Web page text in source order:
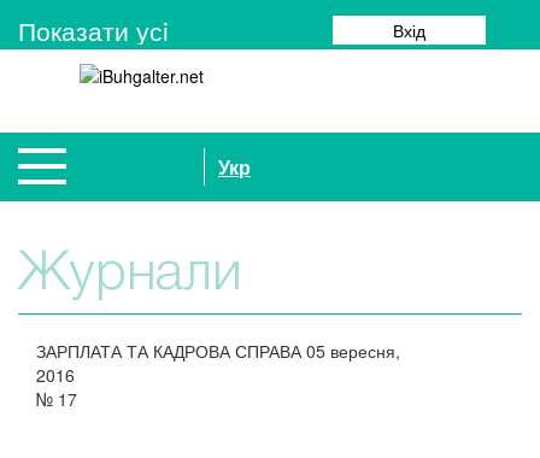
Показати усi Вхід
Укр
Журнали
ЗАРПЛАТА ТА КАДРОВА СПРАВА05 вересня,
2016
№ 17